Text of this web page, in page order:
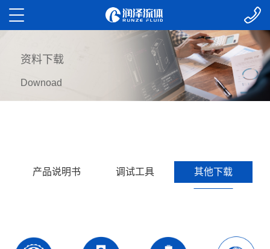
资料下载
Downoad
产品说明书 调试工具 其他下载